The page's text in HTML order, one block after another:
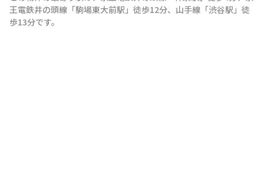
王電鉄井の頭線 「駒場東大前駅 」 徒歩12分、 山手線 「渋谷駅 」 徒
歩13分です。